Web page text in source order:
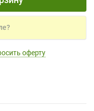
оферту